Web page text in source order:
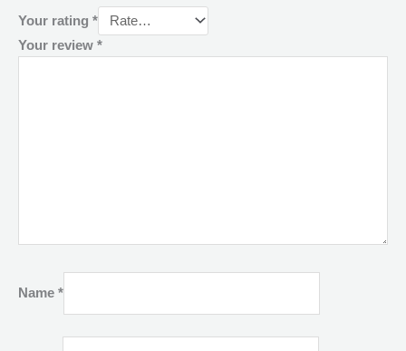
Your rating *
Your review *
Name *